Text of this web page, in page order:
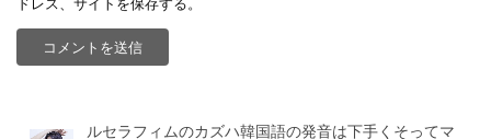
ドレス、サイトを保存する。
ルセラフィムのカズハ韓国語の発音は下手くそってマ